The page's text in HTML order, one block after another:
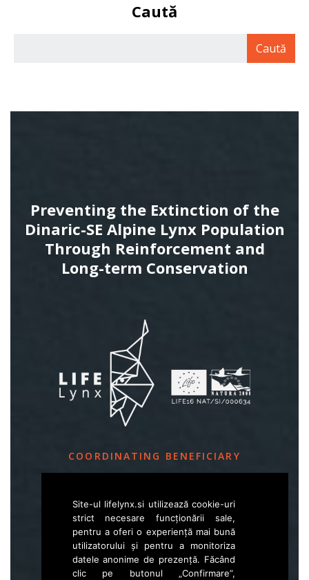
Caută
Preventing the Extinction of the
Dinaric-SE Alpine Lynx Population
Through Reinforcement and
Long-term Conservation
COORDINATING BENEFICIARY
Slovenia Forest Service
Večna pot 2, SI – 1000 Ljubljana
Elife.lynx.eu@gmail.com
Wwww.zgs.si
Site-ul lifelynx.si utilizează cookie-uri
strict necesare funcționării sale,
pentru a oferi o experiență mai bună
utilizatorului și pentru a monitoriza
datele anonime de prezență. Făcând
clic pe butonul „Confirmare”,